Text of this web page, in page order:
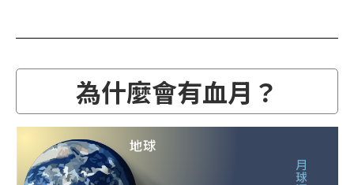
為什麼會有血月？